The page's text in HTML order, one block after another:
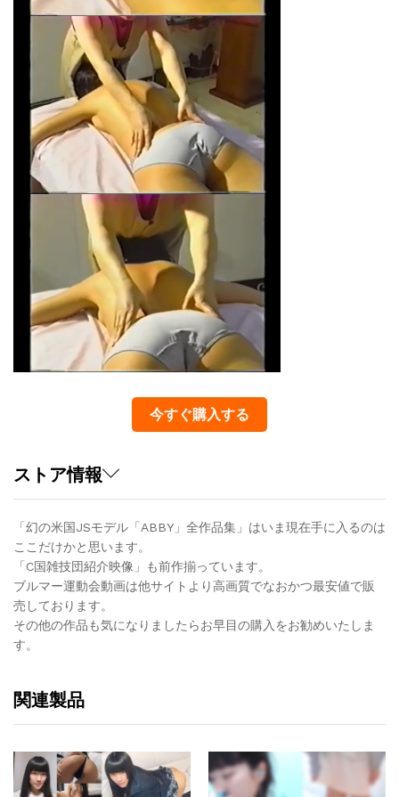
今すぐ購入する
ストア情報
「幻の米国JSモデル「ABBY」全作品集」はいま現在手に入るのは
ここだけかと思います。
「C国雑技団紹介映像」も前作揃っています。
ブルマー運動会動画は他サイトより高画質でなおかつ最安値で販
売しております。
その他の作品も気になりましたらお早目の購入をお勧めいたしま
す。
関連製品